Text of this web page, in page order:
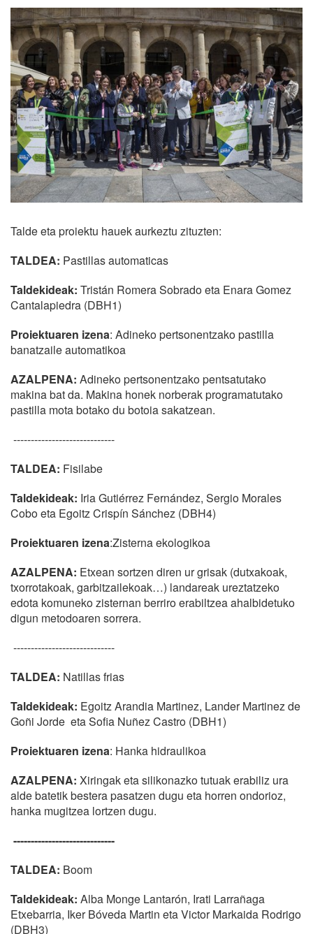
Talde eta proiektu hauek aurkeztu zituzten:
TALDEA: Pastillas automaticas
Taldekideak: Tristán Romera Sobrado eta Enara Gomez
Cantalapiedra (DBH1)
Proiektuaren izena: Adineko pertsonentzako pastilla
banatzaile automatikoa
AZALPENA: Adineko pertsonentzako pentsatutako
makina bat da. Makina honek norberak programatutako
pastilla mota botako du botoia sakatzean.
-----------------------------
TALDEA: Fisilabe
Taldekideak: Iria Gutiérrez Fernández, Sergio Morales
Cobo eta Egoitz Crispín Sánchez (DBH4)
Proiektuaren izena:Zisterna ekologikoa
AZALPENA: Etxean sortzen diren ur grisak (dutxakoak,
txorrotakoak, garbitzailekoak…) landareak ureztatzeko
edota komuneko zisternan berriro erabiltzea ahalbidetuko
digun metodoaren sorrera.
-----------------------------
TALDEA: Natillas frias
Taldekideak: Egoitz Arandia Martinez, Lander Martinez de
Goñi Jorde eta Sofia Nuñez Castro (DBH1)
Proiektuaren izena: Hanka hidraulikoa
AZALPENA: Xiringak eta silikonazko tutuak erabiliz ura
alde batetik bestera pasatzen dugu eta horren ondorioz,
hanka mugitzea lortzen dugu.
-----------------------------
TALDEA: Boom
Taldekideak: Alba Monge Lantarón, Irati Larrañaga
Etxebarria, Iker Bóveda Martin eta Victor Markaida Rodrigo
(DBH3)